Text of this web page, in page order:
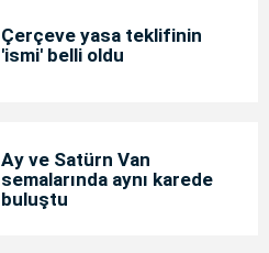
Çerçeve yasa teklifinin
'ismi' belli oldu
Ay ve Satürn Van
semalarında aynı karede
buluştu